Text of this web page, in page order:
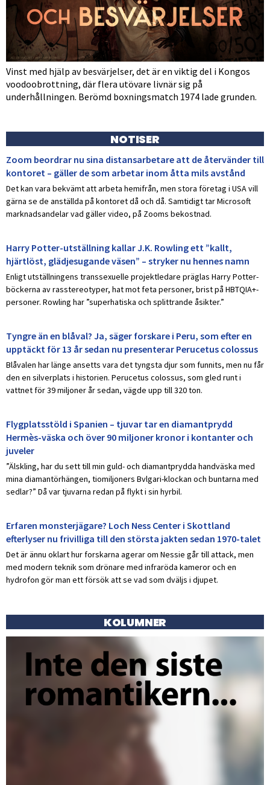
Vinst med hjälp av besvärjelser, det är en viktig del i Kongos
voodoobrottning, där flera utövare livnär sig på
underhållningen. Berömd boxningsmatch 1974 lade grunden.
NOTISER
Zoom beordrar nu sina distansarbetare att de återvänder till
kontoret – gäller de som arbetar inom åtta mils avstånd
Det kan vara bekvämt att arbeta hemifrån, men stora företag i USA vill
gärna se de anställda på kontoret då och då. Samtidigt tar Microsoft
marknadsandelar vad gäller video, på Zooms bekostnad.
Harry Potter-utställning kallar J.K. Rowling ett ”kallt,
hjärtlöst, glädjesugande väsen” – stryker nu hennes namn
Enligt utställningens transsexuelle projektledare präglas Harry Potter-
böckerna av rasstereotyper, hat mot feta personer, brist på HBTQIA+-
personer. Rowling har ”superhatiska och splittrande åsikter.”
Tyngre än en blåval? Ja, säger forskare i Peru, som efter en
upptäckt för 13 år sedan nu presenterar Perucetus colossus
Blåvalen har länge ansetts vara det tyngsta djur som funnits, men nu får
den en silverplats i historien. Perucetus colossus, som gled runt i
vattnet för 39 miljoner år sedan, vägde upp till 320 ton.
Flygplatsstöld i Spanien – tjuvar tar en diamantprydd
Hermès-väska och över 90 miljoner kronor i kontanter och
juveler
”Älskling, har du sett till min guld- och diamantprydda handväska med
mina diamantörhängen, tiomiljoners Bvlgari-klockan och buntarna med
sedlar?” Då var tjuvarna redan på flykt i sin hyrbil.
Erfaren monsterjägare? Loch Ness Center i Skottland
efterlyser nu frivilliga till den största jakten sedan 1970-talet
Det är ännu oklart hur forskarna agerar om Nessie går till attack, men
med modern teknik som drönare med infraröda kameror och en
hydrofon gör man ett försök att se vad som dväljs i djupet.
KOLUMNER